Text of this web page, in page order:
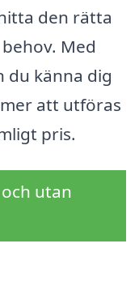
den rätta
Med
du känna dig
att utföras
pris.
utan